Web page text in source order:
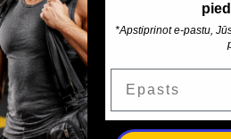
*Apstiprinot e-pastu,